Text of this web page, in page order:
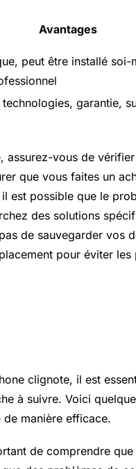
Avantages
peut être installé soi-
technologies, garantie,
assurez-vous de
que vous faites un
est possible que le
des solutions
pas de sauvegarder
pour éviter les
clignote, il est
à suivre. Voici
manière efficace.
de comprendre